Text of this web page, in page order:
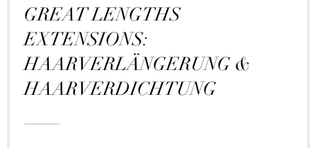
GREAT LENGTHS
EXTENSIONS:
HAARVERLÄNGERUNG &
HAARVERDICHTUNG